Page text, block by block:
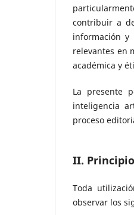
contribuir a
información y
relevantes en
académica y
La presente
inteligencia
proceso
II.
Toda
observar los